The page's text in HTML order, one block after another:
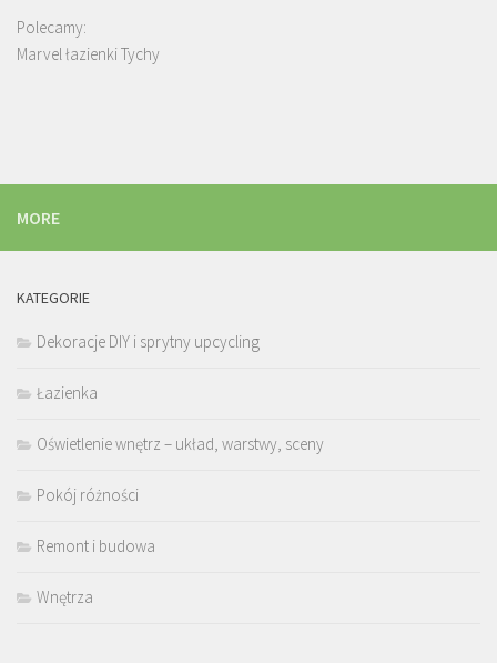
Polecamy:
Marvel łazienki Tychy
MORE
KATEGORIE
Dekoracje DIY i sprytny upcycling
Łazienka
Oświetlenie wnętrz – układ, warstwy, sceny
Pokój różności
Remont i budowa
Wnętrza